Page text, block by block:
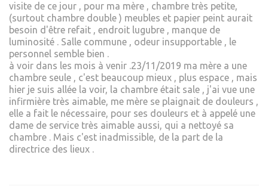
visite de ce jour , pour ma mère , chambre très petite,
(surtout chambre double ) meubles et papier peint aurait
besoin d'être refait , endroit lugubre , manque de
luminosité . Salle commune , odeur insupportable , le
personnel semble bien .
à voir dans les mois à venir .23/11/2019 ma mère a une
chambre seule , c'est beaucoup mieux , plus espace , mais
hier je suis allée la voir, la chambre était sale , j'ai vue une
infirmière très aimable, me mère se plaignait de douleurs ,
elle a fait le nécessaire, pour ses douleurs et à appelé une
dame de service très aimable aussi, qui a nettoyé sa
chambre . Mais c'est inadmissible, de la part de la
directrice des lieux .